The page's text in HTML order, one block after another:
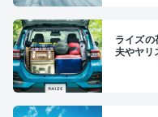
ライズ
夫やヤリ